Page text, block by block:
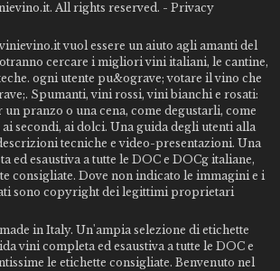
All rights reserved. - Privacy
vuol essere un aiuto agli amanti del
cercare i migliori vini italiani, le cantine,
ogni utente pu&ograve; votare il vino che
Spumanti, vini rossi, vini bianchi e rosati:
pranzo o una cena, come degustarli, come
secondi, ai dolci. Una guida degli utenti alla
tecniche e video-presentazioni. Una
ed esaustiva a tutte le DOC e DOCg italiane,
consigliate. Dove non indicato le immagini e i
sono copyright dei legittimi proprietari
in Italy. Un'ampia selezione di etichette
vini completa ed esaustiva a tutte le DOC e
le etichette consigliate. Benvenuto nel